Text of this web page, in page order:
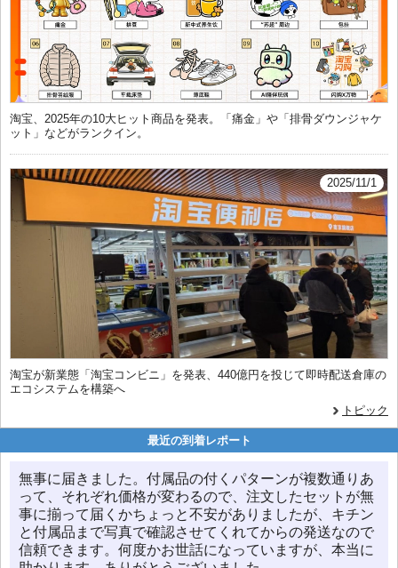
淘宝、2025年の10大ヒット商品を発表。「痛金」や「排骨ダウンジャケ
ット」などがランクイン。
2025/11/1
淘宝が新業態「淘宝コンビニ」を発表、440億円を投じて即時配送倉庫の
エコシステムを構築へ
トピック
最近の到着レポート
無事に届きました。付属品の付くパターンが複数通りあ
って、それぞれ価格が変わるので、注文したセットが無
事に揃って届くかちょっと不安がありましたが、キチン
と付属品まで写真で確認させてくれてからの発送なので
信頼できます。何度かお世話になっていますが、本当に